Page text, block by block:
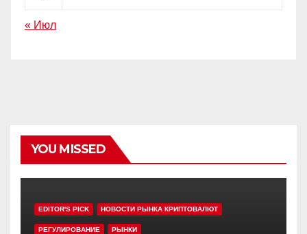
« Июл
YOU MISSED
EDITOR'S PICK НОВОСТИ РЫНКА КРИПТОВАЛЮТ
РЕГУЛИРОВАНИЕ РЫНКИ